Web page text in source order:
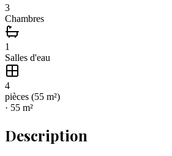
3
Chambres
1
Salles d'eau
4
pièces (55 m²)
· 55 m²
Description